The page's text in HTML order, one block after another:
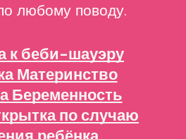
любому поводу.
к беби-шауэру
Материнство
Беременность
по случаю